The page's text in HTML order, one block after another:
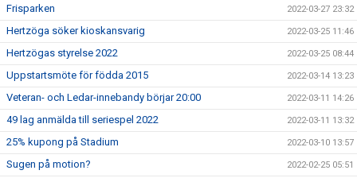
Frisparken 2022-03-27 23:32
Hertzöga söker kioskansvarig 2022-03-25 11:46
Hertzögas styrelse 2022 2022-03-25 08:44
Uppstartsmöte för födda 2015 2022-03-14 13:23
Veteran- och Ledar-innebandy börjar 20:00 2022-03-11 14:26
49 lag anmälda till seriespel 2022 2022-03-11 13:32
25% kupong på Stadium 2022-03-10 13:57
Sugen på motion? 2022-02-25 05:51